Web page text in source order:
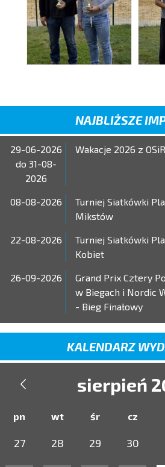
NAJBLIŻSZE
29-06-2026
do 31-08-
2026
Wakacje 2026 z
08-08-2026
Turniej Siatkówki
Mikstów
22-08-2026
Turniej Siatkówki
Kobiet
26-09-2026
Grand Prix Cztery
w Biegach i Nordic
- Bieg Finałowy
KALENDARZ
 sierpień
pn wt śr cz
27 28 29 30